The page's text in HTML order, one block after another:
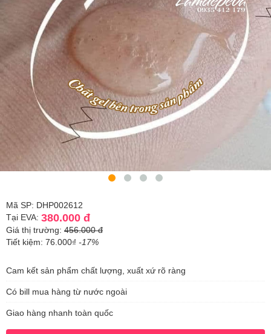
Mã SP: DHP002612
Tại EVA: 380.000 đ
Giá thị trường: 456.000 đ
Tiết kiệm: 76.000₫ -17%
Cam kết sản phẩm chất lượng, xuất xứ rõ ràng
Có bill mua hàng từ nước ngoài
Giao hàng nhanh toàn quốc